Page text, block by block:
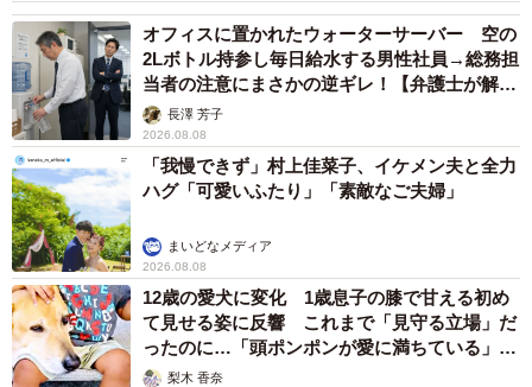
オフィスに置かれたウォーターサーバー 空の
2Lボトル持参し毎日給水する男性社員→総務担
当者の注意にまさかの逆ギレ！【弁護士が解
説】長澤 芳子
2026.08.08
「我慢できず」村上佳菜子、イケメン夫と全力
ハグ「可愛いふたり」「素敵なご夫婦」
まいどなメディア
2026.08.08
12歳の愛犬に変化 1歳息子の膝で甘える初め
て見せる姿に反響 これまで「見守る立場」だ
ったのに…「頭ポンポンが愛に満ちている」
「尊…」
梨木 香奈